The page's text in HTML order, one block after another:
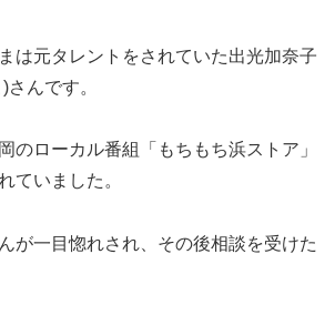
は元タレントをされていた出光加奈子
んです。
のローカル番組「もちもち浜ストア」
ていました。
が一目惚れされ、その後相談を受けた